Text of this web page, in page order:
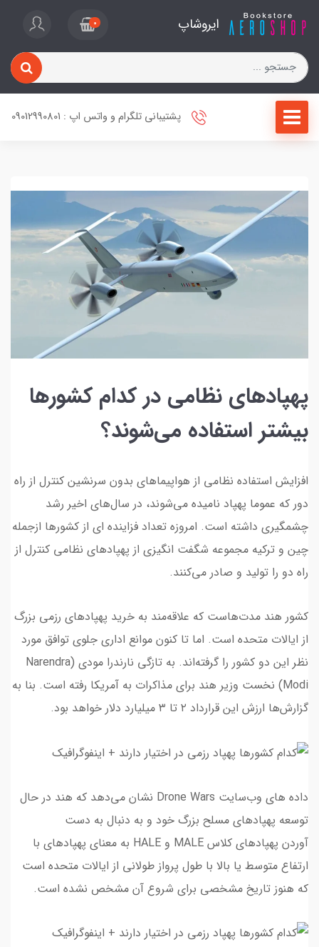
ایروشاپ 0
پشتیبانی تلگرام و واتس اپ : 09012990801
پهپادهای نظامی در کدام کشورها
بیشتر استفاده می‌شوند؟
افزایش استفاده نظامی از هواپیماهای بدون سرنشین کنترل از راه
دور که عموما پهپاد نامیده می‌شوند، در سال‌های اخیر رشد
چشمگیری داشته است. امروزه تعداد فزاینده ای از کشورها ازجمله
چین و ترکیه مجموعه شگفت انگیزی از پهپادهای نظامی کنترل از
راه دو را تولید و صادر می‌کنند.
کشور هند مدت‌هاست که علاقه‌مند به خرید پهپادهای رزمی بزرگ
از ایالات متحده است. اما تا کنون موانع اداری جلوی توافق مورد
نظر این دو کشور را گرفته‌اند. به تازگی نارندرا مودی (Narendra
Modi) نخست وزیر هند برای مذاکرات به آمریکا رفته است. بنا به
گزارش‌ها ارزش این قرارداد ۲ تا ۳ میلیارد دلار خواهد بود.
داده های وب‌سایت Drone Wars نشان می‌دهد که هند در حال
توسعه پهپادهای مسلح بزرگ خود و به دنبال به دست
آوردن پهپادهای کلاس MALE و HALE به معنای پهپادهای با
ارتفاع متوسط یا بالا با طول پرواز طولانی از ایالات متحده است
که هنوز تاریخ مشخصی برای شروع آن مشخص نشده است.